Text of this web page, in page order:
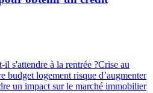
s'attendre à la rentrée ?Crise au
logement risque d’augmenter
un impact sur le marché immobilier